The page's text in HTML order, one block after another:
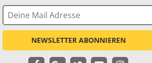
NEWSLETTER ABONNIEREN